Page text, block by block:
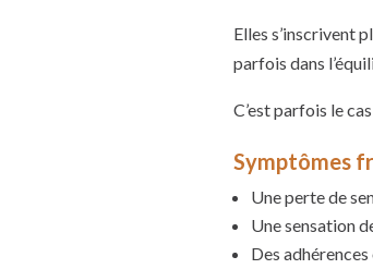
Elles s’inscrivent
parfois dans
C’est parfois le
Symptômes
Une perte de
Une sensation
Des adhérences